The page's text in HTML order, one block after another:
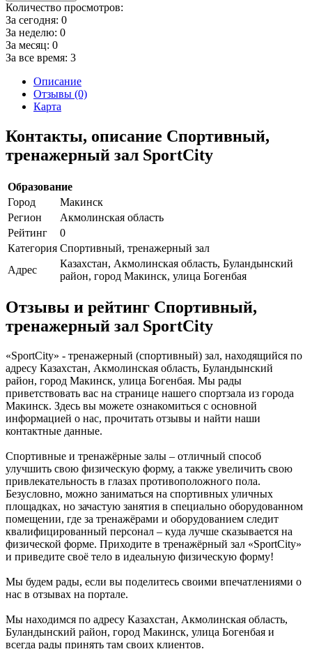
Количество просмотров:
За сегодня: 0
За неделю: 0
За месяц: 0
За все время: 3
Описание
Отзывы (0)
Карта
Контакты, описание Спортивный,
тренажерный зал SportCity
Образование
Город
Макинск
Регион
Акмолинская область
Рейтинг
0
Категория Спортивный, тренажерный зал
Адрес
Казахстан, Акмолинская область, Буландынский
район, город Макинск, улица Богенбая
Отзывы и рейтинг Спортивный,
тренажерный зал SportCity
«SportCity» - тренажерный (спортивный) зал, находящийся по
адресу Казахстан, Акмолинская область, Буландынский
район, город Макинск, улица Богенбая. Мы рады
приветствовать вас на странице нашего спортзала из города
Макинск. Здесь вы можете ознакомиться с основной
информацией о нас, прочитать отзывы и найти наши
контактные данные.
Спортивные и тренажёрные залы – отличный способ
улучшить свою физическую форму, а также увеличить свою
привлекательность в глазах противоположного пола.
Безусловно, можно заниматься на спортивных уличных
площадках, но зачастую занятия в специально оборудованном
помещении, где за тренажёрами и оборудованием следит
квалифицированный персонал – куда лучше сказывается на
физической форме. Приходите в тренажёрный зал «SportCity»
и приведите своё тело в идеальную физическую форму!
Мы будем рады, если вы поделитесь своими впечатлениями о
нас в отзывах на портале.
Мы находимся по адресу Казахстан, Акмолинская область,
Буландынский район, город Макинск, улица Богенбая и
всегда рады принять там своих клиентов.